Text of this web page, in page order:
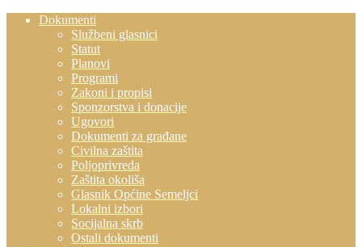
Dokumenti
Službeni glasnici
Statut
Planovi
Programi
Zakoni i propisi
Sponzorstva i donacije
Ugovori
Dokumenti za građane
Civilna zaštita
Poljoprivreda
Zaštita okoliša
Glasnik Općine Semeljci
Lokalni izbori
Socijalna skrb
Ostali dokumenti